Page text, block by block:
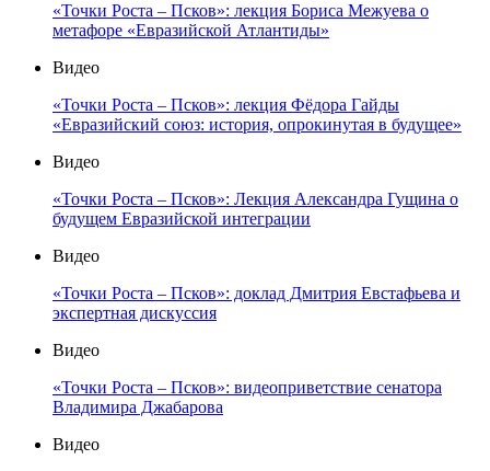
«Точки Роста – Псков»: лекция Бориса Межуева о
метафоре «Евразийской Атлантиды»
Видео
«Точки Роста – Псков»: лекция Фёдора Гайды
«Евразийский союз: история, опрокинутая в будущее»
Видео
«Точки Роста – Псков»: Лекция Александра Гущина о
будущем Евразийской интеграции
Видео
«Точки Роста – Псков»: доклад Дмитрия Евстафьева и
экспертная дискуссия
Видео
«Точки Роста – Псков»: видеоприветствие сенатора
Владимира Джабарова
Видео